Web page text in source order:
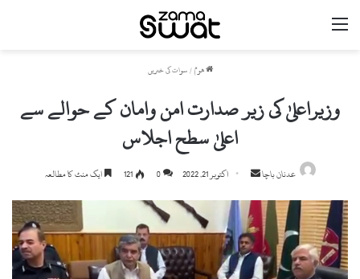
مینو
ھوم / سوات کی خبریں
وزیراعلیٰ کی زیر صدارت امن وامان کے حوالے سے
اعلیٰ سطح اجلاس
عدنان باچا
Send
email
اکتوبر 21, 2022 0
121 ایک منٹ کا مطالعہ